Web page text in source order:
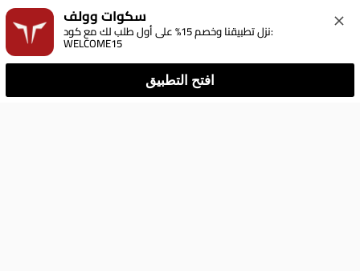
سكوات وولف
نزل تطبيقنا وخصم 15% على أول طلب لك مع كود:
WELCOME15
افتح التطبيق